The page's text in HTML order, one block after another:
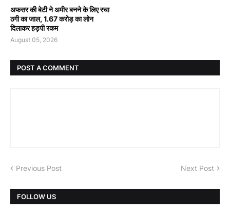
अफसर की बेटी ने अमीर बनने के लिए रचा
ठगी का जाल, 1.67 करोड़ का लोन
दिलाकर हड़पी रकम
August 05, 2026
POST A COMMENT
Previous Post Next Post
FOLLOW US